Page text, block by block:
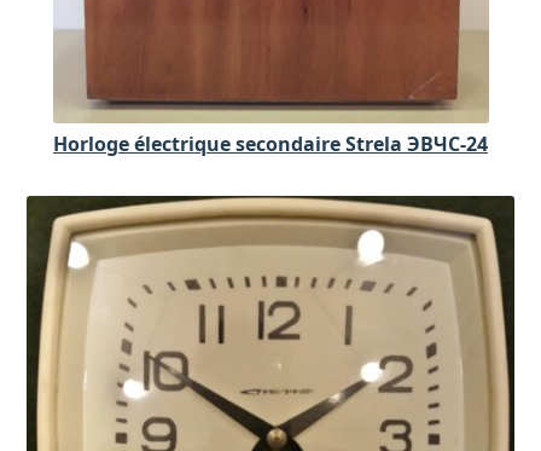
Horloge électrique secondaire Strela ЭВЧC-24